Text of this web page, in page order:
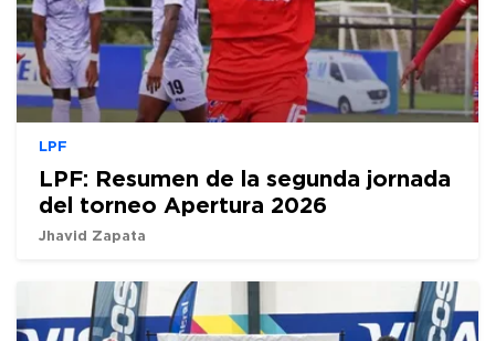
LPF
LPF: Resumen de la segunda jornada
del torneo Apertura 2026
Jhavid Zapata